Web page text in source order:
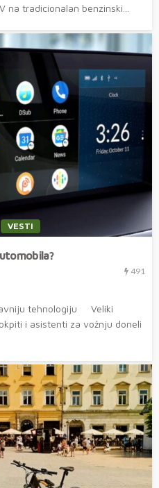
na tradicionalan benzinski...
VESTI
491
tehnologiju Veliki
i asistenti za vožnju doneli